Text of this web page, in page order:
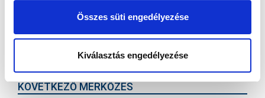
Összes süti engedélyezése
Kiválasztás engedélyezése
KÖVETKEZŐ MÉRKŐZÉS